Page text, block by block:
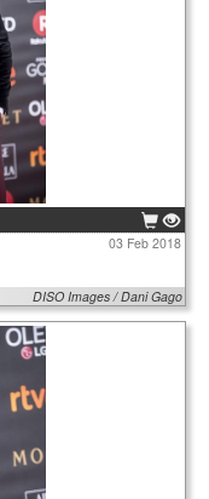
03 Feb 2018
DISO Images / Dani Gago